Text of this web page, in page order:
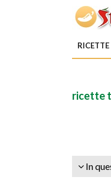
RICETTE
ricette
In